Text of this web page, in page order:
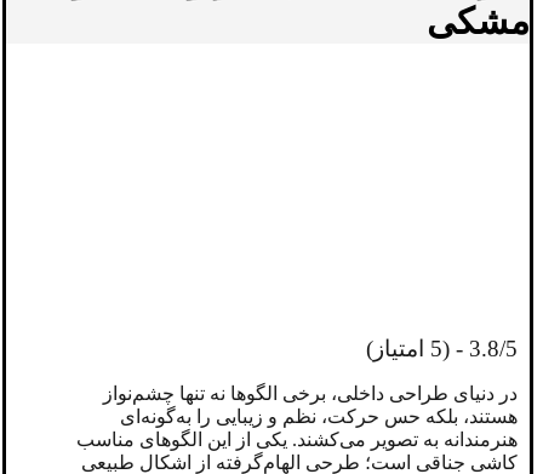
مشکی
3.8/5 - (5 امتیاز)
در دنیای طراحی داخلی، برخی الگوها نه تنها چشم‌نواز
هستند، بلکه حس حرکت، نظم و زیبایی را به‌گونه‌ای
هنرمندانه به تصویر می‌کشند. یکی از این الگوهای مناسب
کاشی جناقی است؛ طرحی الهام‌گرفته از اشکال طبیعی